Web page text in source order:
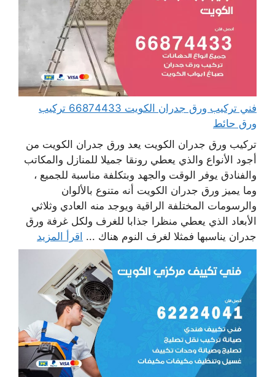
فني تركيب ورق جدران الكويت 66874433 تركيب
ورق حائط
تركيب ورق جدران الكويت يعد ورق جدران الكويت من
أجود الأنواع والذي يعطي رونقا جميلا للمنازل والمكاتب
والفنادق يوفر الوقت والجهد وبتكلفة مناسبة للجميع ،
وما يميز ورق جدران الكويت أنه متنوع بالألوان
والرسومات المختلفة الراقية ويوجد منه العادي وثلاثي
الأبعاد الذي يعطي منظرا جذابا للغرف ولكل غرفة ورق
جدران يناسبها فمثلا لغرف النوم هناك ... اقرأ المزيد